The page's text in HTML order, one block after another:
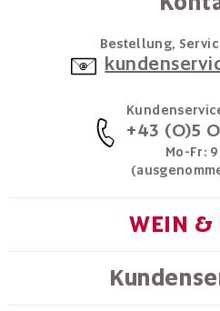
Bestellung,
+43 (0)5
Mo-Fr:
WEIN &